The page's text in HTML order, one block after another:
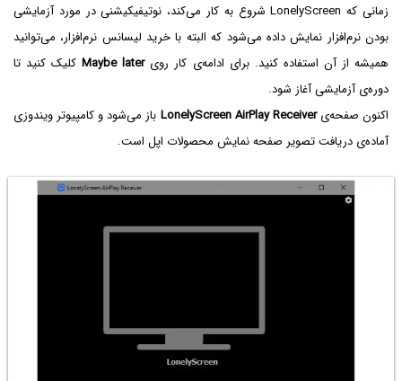
زمانی که LonelyScreen شروع به کار می‌کند، نوتیفیکیشنی در مورد آزمایشی
بودن نرم‌افزار نمایش داده می‌شود که البته با خرید لیسانس نرم‌افزار، می‌توانید
همیشه از آن استفاده کنید. برای ادامه‌ی کار رویMaybe laterکلیک کنید تا
دوره‌ی آزمایشی آغاز شود.
اکنون صفحه‌یLonelyScreen AirPlay Receiver باز می‌شود و کامپیوتر ویندوزی
آماده‌ی دریافت تصویر صفحه نمایش محصولات اپل است.